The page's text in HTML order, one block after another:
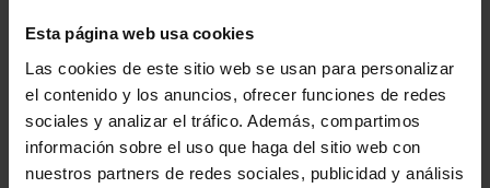
Esta página web usa cookies
Las cookies de este sitio web se usan para personalizar
el contenido y los anuncios, ofrecer funciones de redes
sociales y analizar el tráfico. Además, compartimos
información sobre el uso que haga del sitio web con
nuestros partners de redes sociales, publicidad y análisis